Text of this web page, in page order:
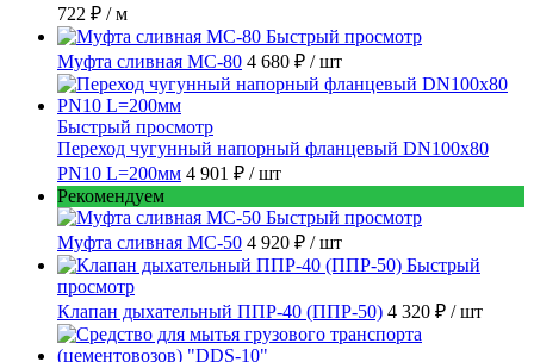
722 ₽ / м
Быстрый просмотр
Муфта сливная МС-80 4 680 ₽ / шт
Быстрый просмотр
Переход чугунный напорный фланцевый DN100х80
PN10 L=200мм 4 901 ₽ / шт
Рекомендуем
Быстрый просмотр
Муфта сливная МС-50 4 920 ₽ / шт
Быстрый
просмотр
Клапан дыхательный ППР-40 (ППР-50) 4 320 ₽ / шт